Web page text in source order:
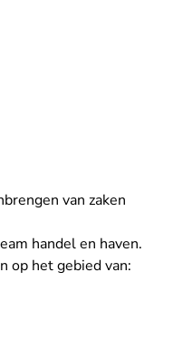
van zaken
handel en haven.
op het gebied van: